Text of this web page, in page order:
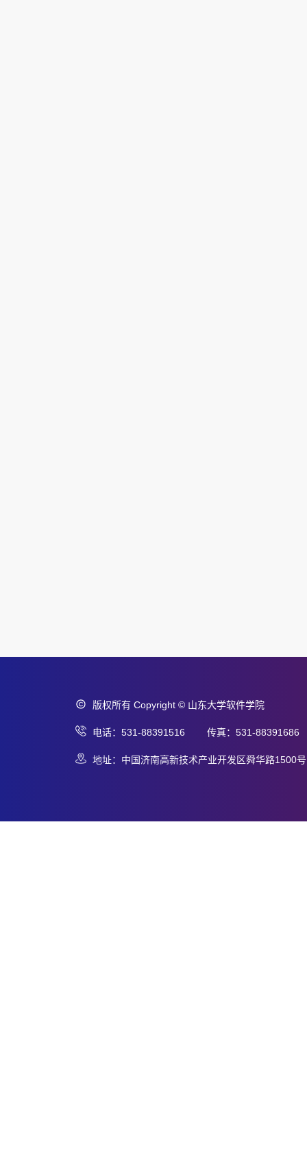
版权所有 Copyright © 山东大学软件学院
电话：531-88391516 传真：531-88391686
地址：中国济南高新技术产业开发区舜华路